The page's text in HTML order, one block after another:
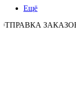
Ещё
ЗАКАЗОВ